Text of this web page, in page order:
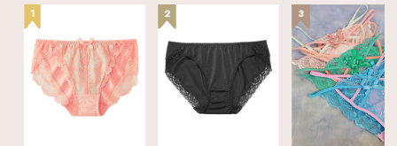
✧1905222 スタイリ
ッシュ デニム ハーフ
バックショーツ
✧1104414
MIRTHFUL ノンワイヤ
ー 超盛ブラ(R)
✧1905127 aロゴ モ
ノグラム ヒップハング
ショーツ ✨✨おそろい
1 2 3